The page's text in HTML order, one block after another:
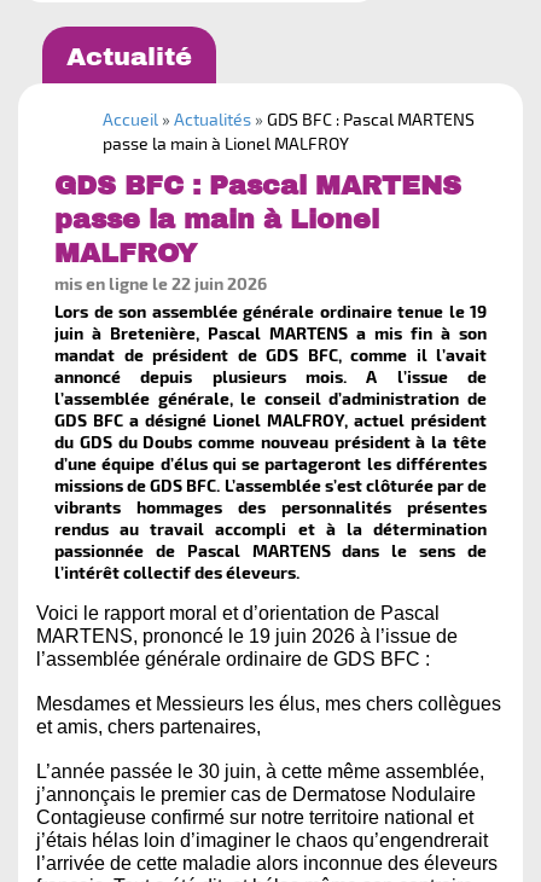
GDS de Bourgogne - Franche-
Comté
1 rue des Coulots
21110 BRETENIERE
gdsbfc@reseaugds.com
Actualité
Accueil » Actualités » GDS BFC : Pascal MARTENS
passe la main à Lionel MALFROY
GDS BFC : Pascal MARTENS
passe la main à Lionel
MALFROY
mis en ligne le 22 juin 2026
Lors de son assemblée générale ordinaire tenue le 19
juin à Bretenière, Pascal MARTENS a mis fin à son
mandat de président de GDS BFC, comme il l’avait
annoncé depuis plusieurs mois. A l’issue de
l’assemblée générale, le conseil d’administration de
GDS BFC a désigné Lionel MALFROY, actuel président
du GDS du Doubs comme nouveau président à la tête
d’une équipe d’élus qui se partageront les différentes
missions de GDS BFC. L’assemblée s’est clôturée par de
vibrants hommages des personnalités présentes
rendus au travail accompli et à la détermination
passionnée de Pascal MARTENS dans le sens de
l’intérêt collectif des éleveurs.
Voici le rapport moral et d’orientation de Pascal
MARTENS, prononcé le 19 juin 2026 à l’issue de
l’assemblée générale ordinaire de GDS BFC :
Mesdames et Messieurs les élus, mes chers collègues
et amis, chers partenaires,
L’année passée le 30 juin, à cette même assemblée,
j’annonçais le premier cas de Dermatose Nodulaire
Contagieuse confirmé sur notre territoire national et
j’étais hélas loin d’imaginer le chaos qu’engendrerait
l’arrivée de cette maladie alors inconnue des éleveurs